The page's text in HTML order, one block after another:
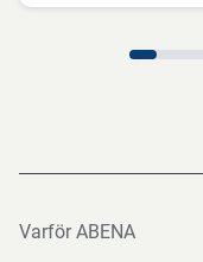
Varför ABENA